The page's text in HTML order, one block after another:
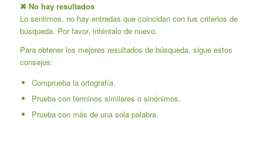
✖ No hay resultados
Lo sentimos, no hay entradas que coincidan con tus criterios de
búsqueda. Por favor, inténtalo de nuevo.
Para obtener los mejores resultados de búsqueda, sigue estos
consejos:
Comprueba la ortografía.
Prueba con términos similares o sinónimos.
Prueba con más de una sola palabra.